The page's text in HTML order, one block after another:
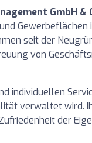
GmbH &
Gewerbeflächen
seit der
von
individuellen
verwaltet wird.
der